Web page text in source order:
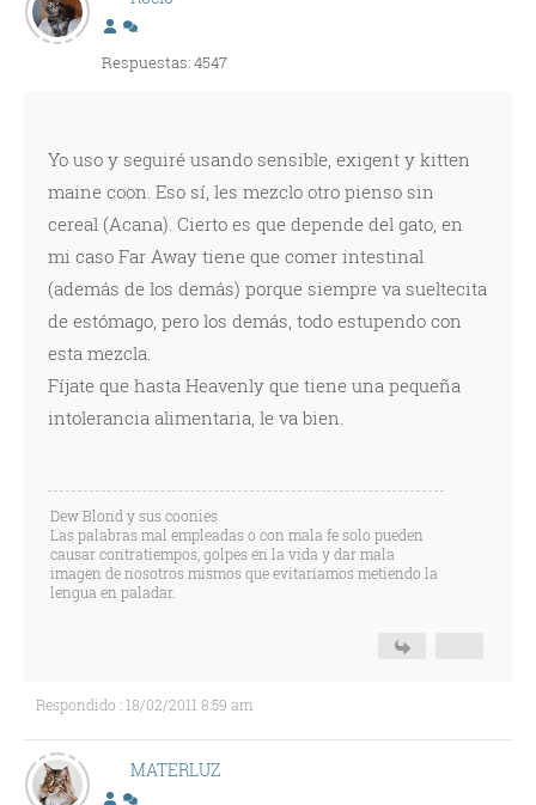
Respuestas: 4547
Yo uso y seguiré usando sensible, exigent y kitten
maine coon. Eso sí, les mezclo otro pienso sin
cereal (Acana). Cierto es que depende del gato, en
mi caso Far Away tiene que comer intestinal
(además de los demás) porque siempre va sueltecita
de estómago, pero los demás, todo estupendo con
esta mezcla.
Fíjate que hasta Heavenly que tiene una pequeña
intolerancia alimentaria, le va bien.
Dew Blond y sus coonies
Las palabras mal empleadas o con mala fe solo pueden
causar contratiempos, golpes en la vida y dar mala
imagen de nosotros mismos que evitaríamos metiendo la
lengua en paladar.
Respondido : 18/02/2011 8:59 am
MATERLUZ